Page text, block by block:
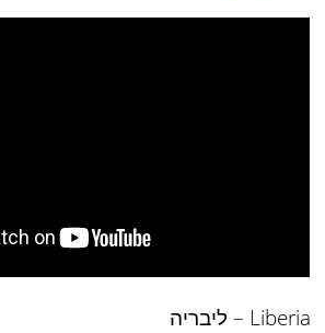
Liberia – ליבריה